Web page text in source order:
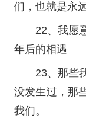
们，也就是永
22、我愿
年后的相遇
23、那些
没发生过，那
我们。